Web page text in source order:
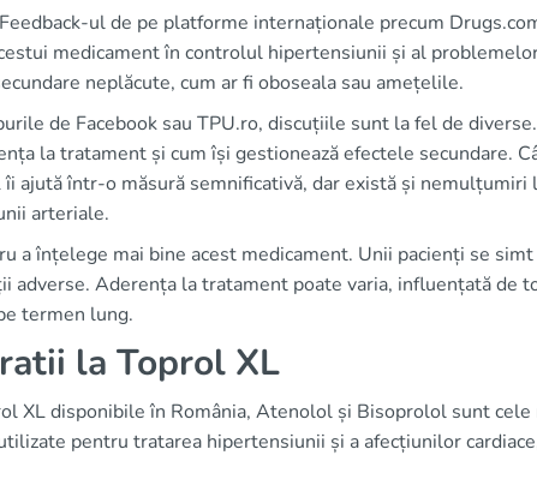
ul de pe platforme internaționale precum
medicament în controlul hipertensiunii și al
neplăcute, cum ar fi oboseala sau amețelile.
de Facebook sau TPU.ro, discuțiile sunt la fel de
la tratament și cum își gestionează efectele secundare.
ajută într-o măsură semnificativă, dar există și nemulțumiri
arteriale.
a înțelege mai bine acest medicament. Unii pacienți se simt
adverse. Aderența la tratament poate varia, influențată de
termen lung.
la Toprol XL
XL disponibile în România, Atenolol și Bisoprolol sunt cele
pentru tratarea hipertensiunii și a afecțiunilor